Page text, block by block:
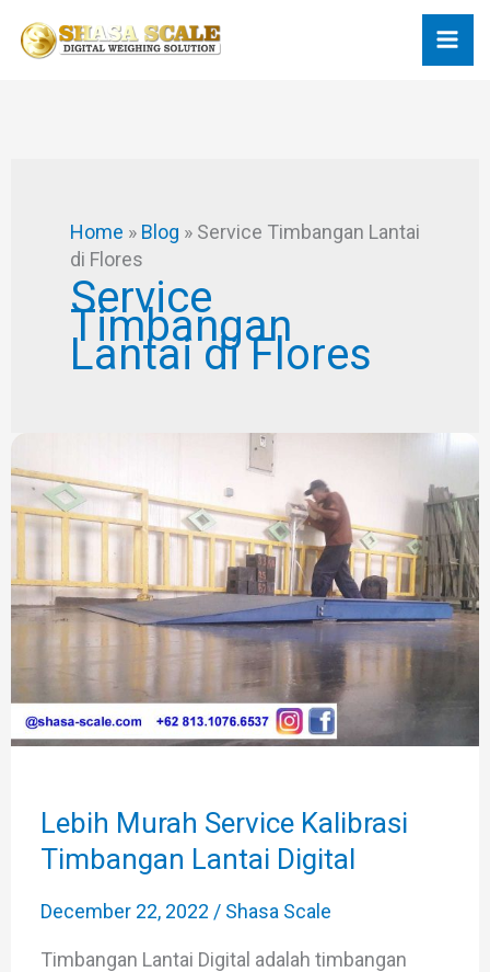
Home » Blog » Service Timbangan Lantai
di Flores
Service
Timbangan
Lantai di Flores
Lebih Murah Service Kalibrasi
Timbangan Lantai Digital
December 22, 2022 / Shasa Scale
Timbangan Lantai Digital adalah timbangan
Murah
Service
Kalibrasi
Timbangan
Lantai
Digital